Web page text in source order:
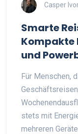
Casper
Smarte
Kompakte
und
Für Menschen,
stets mit
mehreren